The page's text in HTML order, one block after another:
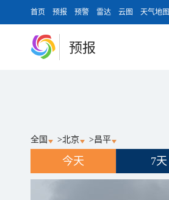
首页 预报 预警 雷达 云图 天气地图
预报
全国 >北京 >昌平
今天 7天